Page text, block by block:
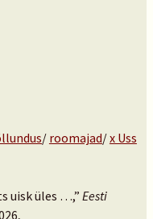
/ roomajad/x Uss
uisk üles …,” Eesti